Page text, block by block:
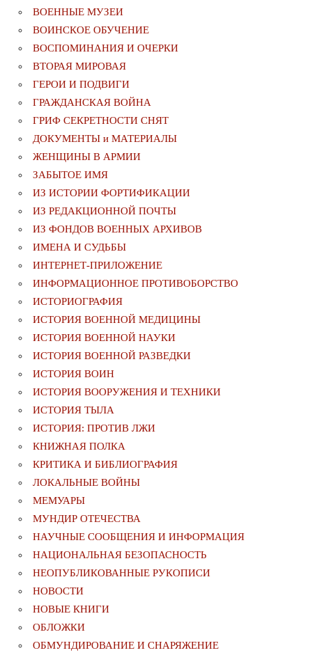
ВОЕННЫЕ МУЗЕИ
ВОИНСКОЕ ОБУЧЕНИЕ
ВОСПОМИНАНИЯ И ОЧЕРКИ
ВТОРАЯ МИРОВАЯ
ГЕРОИ И ПОДВИГИ
ГРАЖДАНСКАЯ ВОЙНА
ГРИФ СЕКРЕТНОСТИ СНЯТ
ДОКУМЕНТЫ и МАТЕРИАЛЫ
ЖЕНЩИНЫ В АРМИИ
ЗАБЫТОЕ ИМЯ
ИЗ ИСТОРИИ ФОРТИФИКАЦИИ
ИЗ РЕДАКЦИОННОЙ ПОЧТЫ
ИЗ ФОНДОВ ВОЕННЫХ АРХИВОВ
ИМЕНА И СУДЬБЫ
ИНТЕРНЕТ-ПРИЛОЖЕНИЕ
ИНФОРМАЦИОННОЕ ПРОТИВОБОРСТВО
ИСТОРИОГРАФИЯ
ИСТОРИЯ ВОЕННОЙ МЕДИЦИНЫ
ИСТОРИЯ ВОЕННОЙ НАУКИ
ИСТОРИЯ ВОЕННОЙ РАЗВЕДКИ
ИСТОРИЯ ВОИН
ИСТОРИЯ ВООРУЖЕНИЯ И ТЕХНИКИ
ИСТОРИЯ ТЫЛА
ИСТОРИЯ: ПРОТИВ ЛЖИ
КНИЖНАЯ ПОЛКА
КРИТИКА И БИБЛИОГРАФИЯ
ЛОКАЛЬНЫЕ ВОЙНЫ
МЕМУАРЫ
МУНДИР ОТЕЧЕСТВА
НАУЧНЫЕ СООБЩЕНИЯ И ИНФОРМАЦИЯ
НАЦИОНАЛЬНАЯ БЕЗОПАСНОСТЬ
НЕОПУБЛИКОВАННЫЕ РУКОПИСИ
НОВОСТИ
НОВЫЕ КНИГИ
ОБЛОЖКИ
ОБМУНДИРОВАНИЕ И СНАРЯЖЕНИЕ